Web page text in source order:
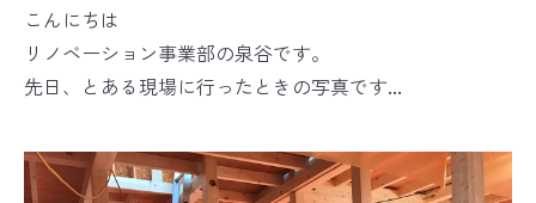
こんにちは
リノベーション事業部の泉谷です。
先日、とある現場に行ったときの写真です...